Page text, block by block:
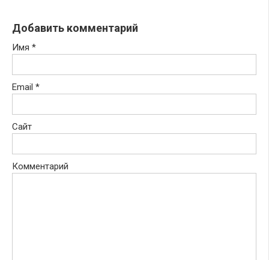
Добавить комментарий
Имя *
Email *
Сайт
Комментарий